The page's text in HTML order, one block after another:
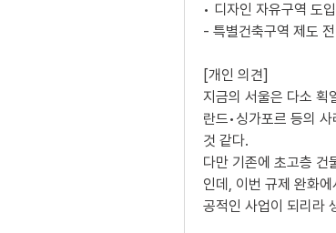
• 디자인 자유구역 도입
- 특별건축구역 제도
[개인 의견]
지금의 서울은 다소 획
란드•싱가포르 등의
것 같다.
다만 기존에 초고층 건
인데, 이번 규제 완화
공적인 사업이 되리라